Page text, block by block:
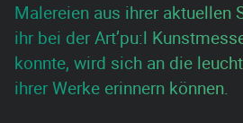
Malereien aus ihrer aktuellen
ihr bei der Art’pu:l
konnte, wird sich an die
ihrer Werke erinnern können.